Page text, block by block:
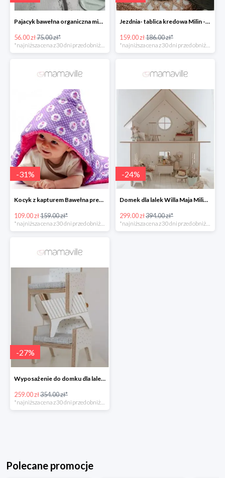
Pajacyk bawełna organiczna miętowy Nanaf Organic -25%
56.00 zł75.00 zł*
*najniższa cena z 30 dni przed obniżką
Jezdnia- tablica kredowa Milin -14%
159.00 zł186.00 zł*
*najniższa cena z 30 dni przed obniżką
-31%
Kocyk z kapturem Bawełna premium MI BEBE -31%
109.00 zł159.00 zł*
*najniższa cena z 30 dni przed obniżką
-24%
Domek dla lalek Willa Maja Milin -24%
299.00 zł394.00 zł*
*najniższa cena z 30 dni przed obniżką
-27%
Wyposażenie do domku dla lalek Milin -26%
259.00 zł354.00 zł*
Polecane promocje